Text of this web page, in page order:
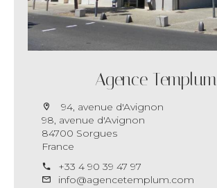
Agence Templum
94, avenue d'Avignon
98, avenue d'Avignon
84700 Sorgues
France
+33 4 90 39 47 97
info@agencetemplum.com